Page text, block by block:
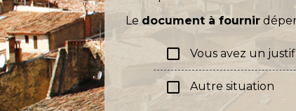
Le document à fournir
check_box_outline_blank Vous avez un
check_box_outline_blank Autre situation